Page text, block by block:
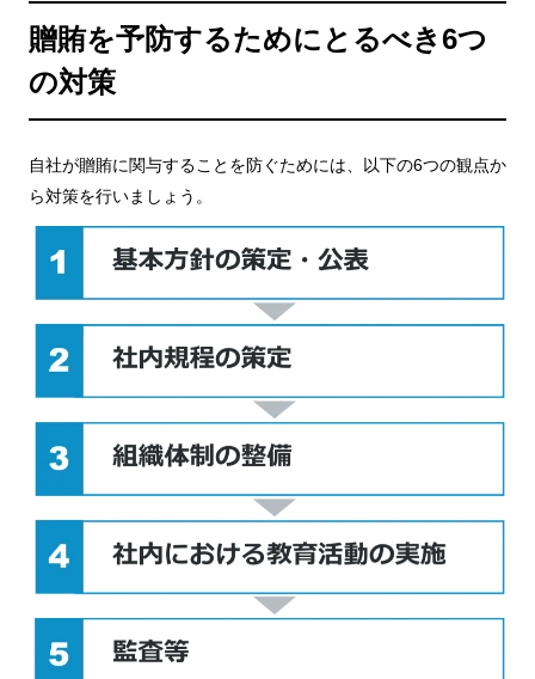
贈賄を予防するためにとるべき6つ
の対策
自社が贈賄に関与することを防ぐためには、以下の6つの観点か
ら対策を行いましょう。